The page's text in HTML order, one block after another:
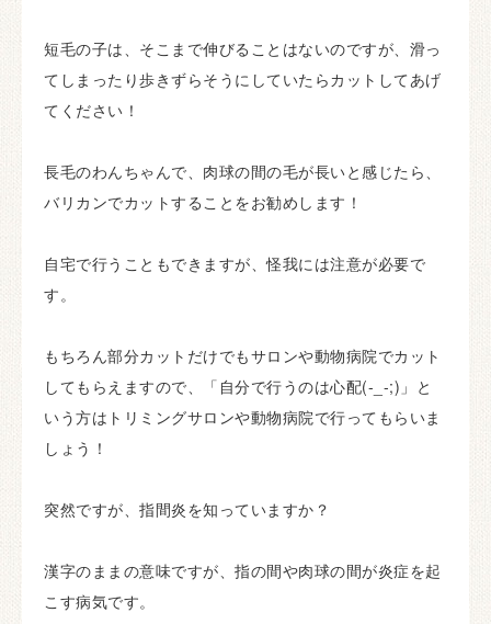
短毛の子は、そこまで伸びることはないのですが、滑っ
てしまったり歩きずらそうにしていたらカットしてあげ
てください！
長毛のわんちゃんで、肉球の間の毛が長いと感じたら、
バリカンでカットすることをお勧めします！
自宅で行うこともできますが、怪我には注意が必要で
す。
もちろん部分カットだけでもサロンや動物病院でカット
してもらえますので、「自分で行うのは心配(-_-;)」と
いう方はトリミングサロンや動物病院で行ってもらいま
しょう！
突然ですが、指間炎を知っていますか？
漢字のままの意味ですが、指の間や肉球の間が炎症を起
こす病気です。